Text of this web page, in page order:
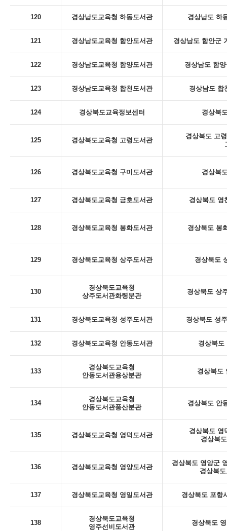
120 경상남도교육청 하동도서관 경상남도 하
121 경상남도교육청 함안도서관 경상남도 함안군
122 경상남도교육청 함양도서관 경상남도 함
123 경상남도교육청 합천도서관 경상남도 합
124 경상북도교육정보센터 경상북
125 경상북도교육청 고령도서관
경상북도 고
126 경상북도교육청 구미도서관 경상북
127 경상북도교육청 금호도서관 경상북도 영
128 경상북도교육청 봉화도서관 경상북도 봉
129 경상북도교육청 상주도서관 경상북도
130
경상북도교육청
상주도서관화령분관
경상북도 상
131 경상북도교육청 성주도서관 경상북도 성
132 경상북도교육청 안동도서관 경상북도
133
경상북도교육청
안동도서관용상분관
경상북도
134
경상북도교육청
안동도서관풍산분관
경상북도 안
135 경상북도교육청 영덕도서관
경상북도 영
경상북
136 경상북도교육청 영양도서관
경상북도 영양군
경상북
137 경상북도교육청 영일도서관 경상북도 포항
138
경상북도교육청
영주선비도서관
경상북도